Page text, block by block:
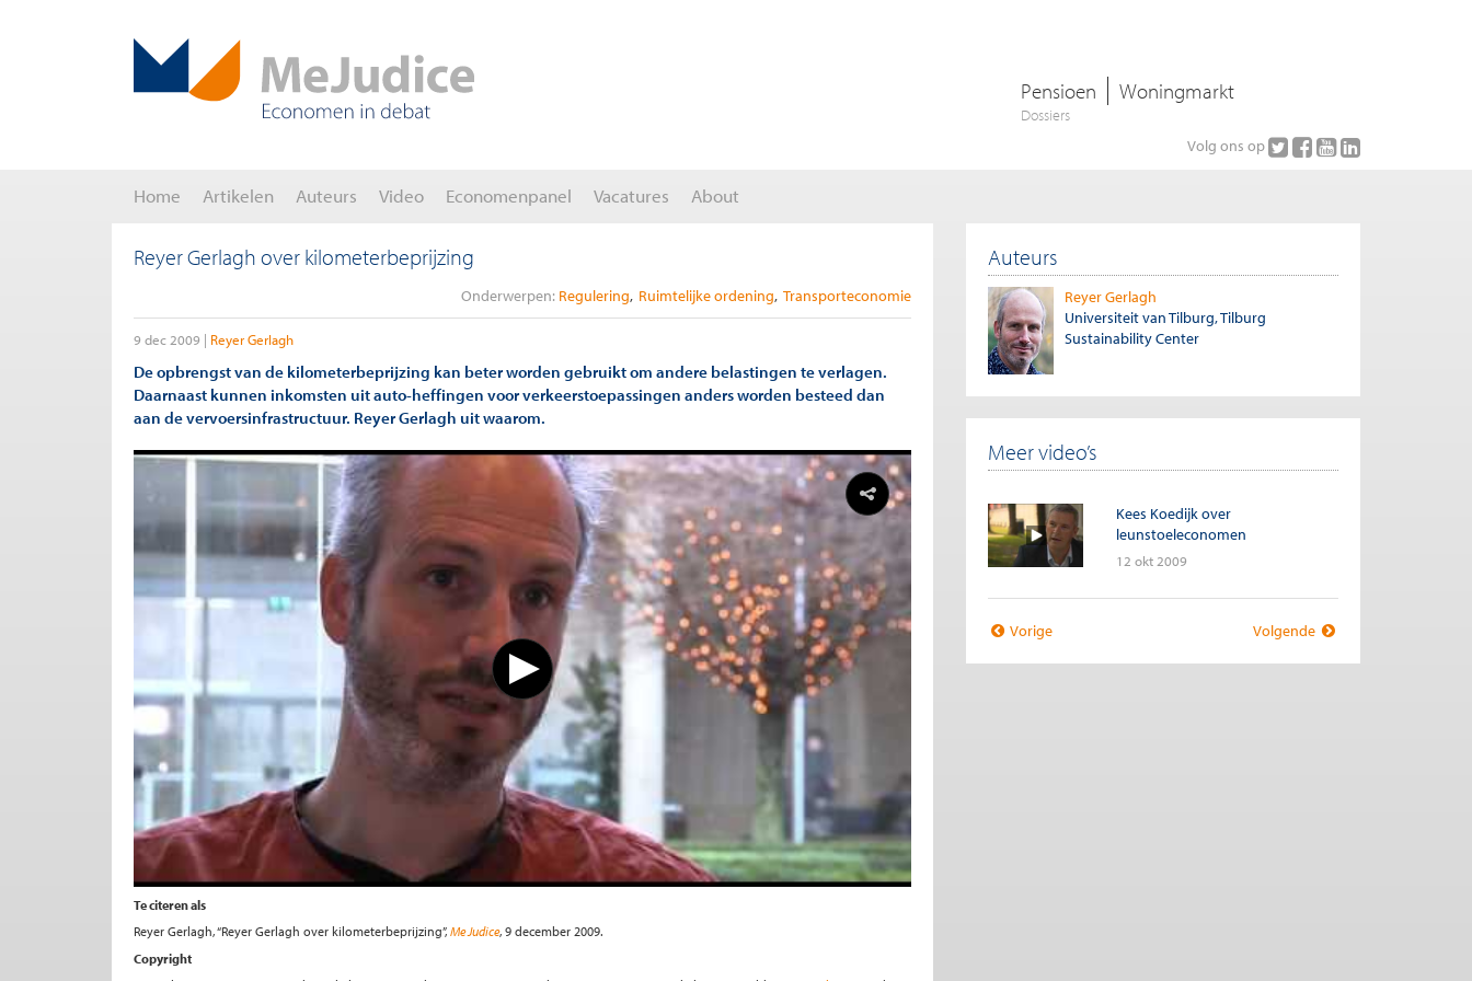
Pensioen Woningmarkt
Dossiers
Volg ons op
Home Artikelen Auteurs Video Economenpanel Vacatures About
Reyer Gerlagh over kilometerbeprijzing
Onderwerpen: Regulering Ruimtelijke ordening Transporteconomie
9 dec 2009 Reyer Gerlagh
De opbrengst van de kilometerbeprijzing kan beter worden gebruikt om andere belastingen te verlagen.
Daarnaast kunnen inkomsten uit auto-heffingen voor verkeerstoepassingen anders worden besteed dan
aan de vervoersinfrastructuur. Reyer Gerlagh uit waarom.
Te citeren als
Reyer Gerlagh, “Reyer Gerlagh over kilometerbeprijzing”, Me Judice, 9 december 2009.
Copyright
Auteurs
Reyer Gerlagh
Universiteit van Tilburg, Tilburg
Sustainability Center
Meer video’s
Kees Koedijk over
leunstoeleconomen
12 okt 2009
Vorige Volgende